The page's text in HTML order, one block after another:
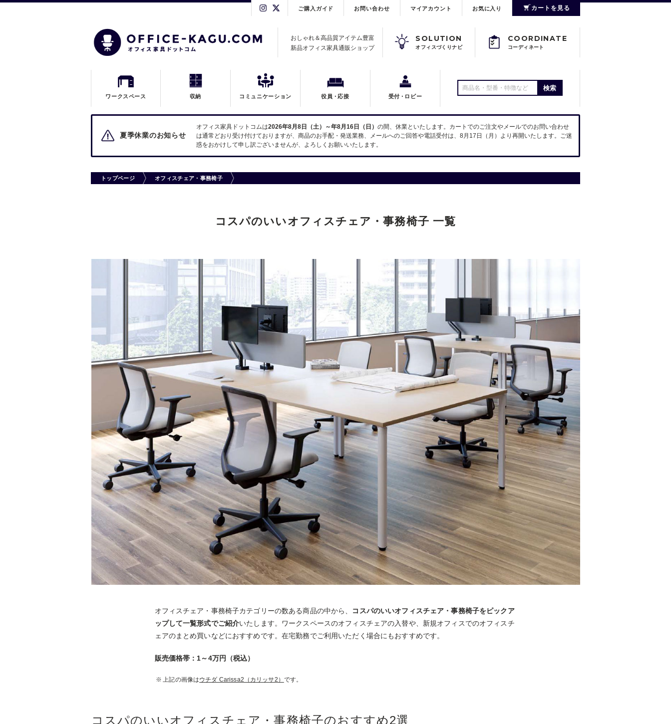
おしゃれ＆高品質アイテム豊富
新品オフィス家具通販ショップ
カートを見る
ご購入ガイド お問い合わせ マイアカウント お気に入り
ワークスペース 収納 コミュニケーション 役員 ・応接 受付・ ロビー
検索
SOLUTION
オフィスづくりナビ
COORDINATE
コーディネート
夏季休業のお知らせ
オフィス家具ドットコムは2026年8月8日（土）～年8月16日（日） の間、休業といたします。カートでのご注文やメールでのお問い合わせ
は通常どおり受け付けておりますが、商品のお手配・発送業務、メールへのご回答や電話受付は、8月17日（月）より再開いたします。ご迷
惑をおかけして申し訳ございませんが、よろしくお願いいたします。
トップページ オフィスチェア・事務椅子
コスパのいいオフィスチェア・事務椅子 一覧
オフィスチェア・事務椅子カテゴリーの数ある商品の中から、 コスパのいいオフィスチェア・事務椅子をピックア
ップして一覧形式でご紹介いたします。ワークスペースのオフィスチェアの入替や、新規オフィスでのオフィスチ
ェアのまとめ買いなどにおすすめです。在宅勤務でご利用いただく場合にもおすすめです。
販売価格帯：1～4万円（税込）
上記の画像はウチダ Carissa2（カリッサ2） です。
コスパのいいオフィスチェア・事務椅子のおすすめ2選